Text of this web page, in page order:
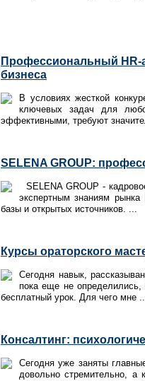
Профессиональный HR-
бизнеса
В условиях жесткой
ключевых задач для
эффективными, требуют
SELENA GROUP:
SELENA GROUP -
экспертным знаниям рынка
базы и открытых источников. ...
Курсы ораторского
Сегодня навык,
пока еще не определились,
бесплатный урок. Для чего мне
Консалтинг:
Сегодня уже заняты
довольно стремительно, а